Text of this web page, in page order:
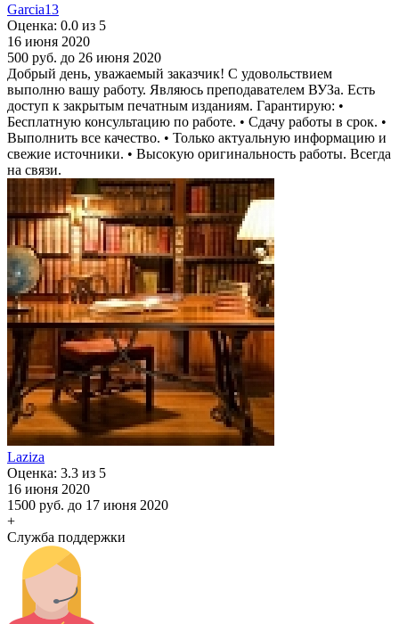
Garcia13
Оценка: 0.0 из 5
16 июня 2020
500 руб. до 26 июня 2020
Добрый день, уважаемый заказчик! С удовольствием
выполню вашу работу. Являюсь преподавателем ВУЗа. Есть
доступ к закрытым печатным изданиям. Гарантирую: •
Бесплатную консультацию по работе. • Сдачу работы в срок. •
Выполнить все качество. • Только актуальную информацию и
свежие источники. • Высокую оригинальность работы. Всегда
на связи.
Laziza
Оценка: 3.3 из 5
16 июня 2020
1500 руб. до 17 июня 2020
+
Служба поддержки